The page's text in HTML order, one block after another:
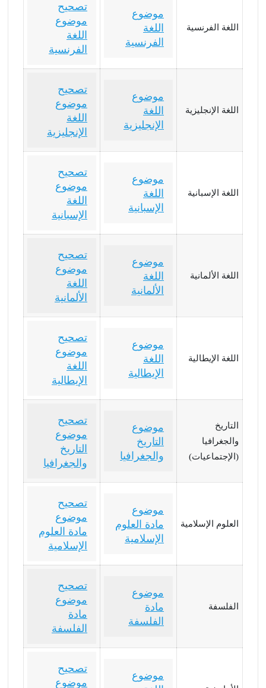
اللغة الفرنسية
موضوع
اللغة
الفرنسية
تصحيح
موضوع
اللغة
الفرنسية
اللغة الإنجليزية
موضوع
اللغة
الإنجليزية
تصحيح
موضوع
اللغة
الإنجليزية
اللغة الإسبانية
موضوع
اللغة
الإسبانية
تصحيح
موضوع
اللغة
الإسبانية
اللغة الألمانية
موضوع
اللغة
الألمانية
تصحيح
موضوع
اللغة
الألمانية
اللغة الإيطالية
موضوع
اللغة
الإيطالية
تصحيح
موضوع
اللغة
الإيطالية
التاريخ
والجغرافيا
(الإجتماعيات)
موضوع
التاريخ
والجغرافيا
تصحيح
موضوع
التاريخ
والجغرافيا
العلوم الإسلامية
موضوع
مادة العلوم
الإسلامية
تصحيح
موضوع
مادة العلوم
الإسلامية
الفلسفة
موضوع
مادة
الفلسفة
تصحيح
موضوع
مادة
الفلسفة
موضوع
تصحيح
موضوع